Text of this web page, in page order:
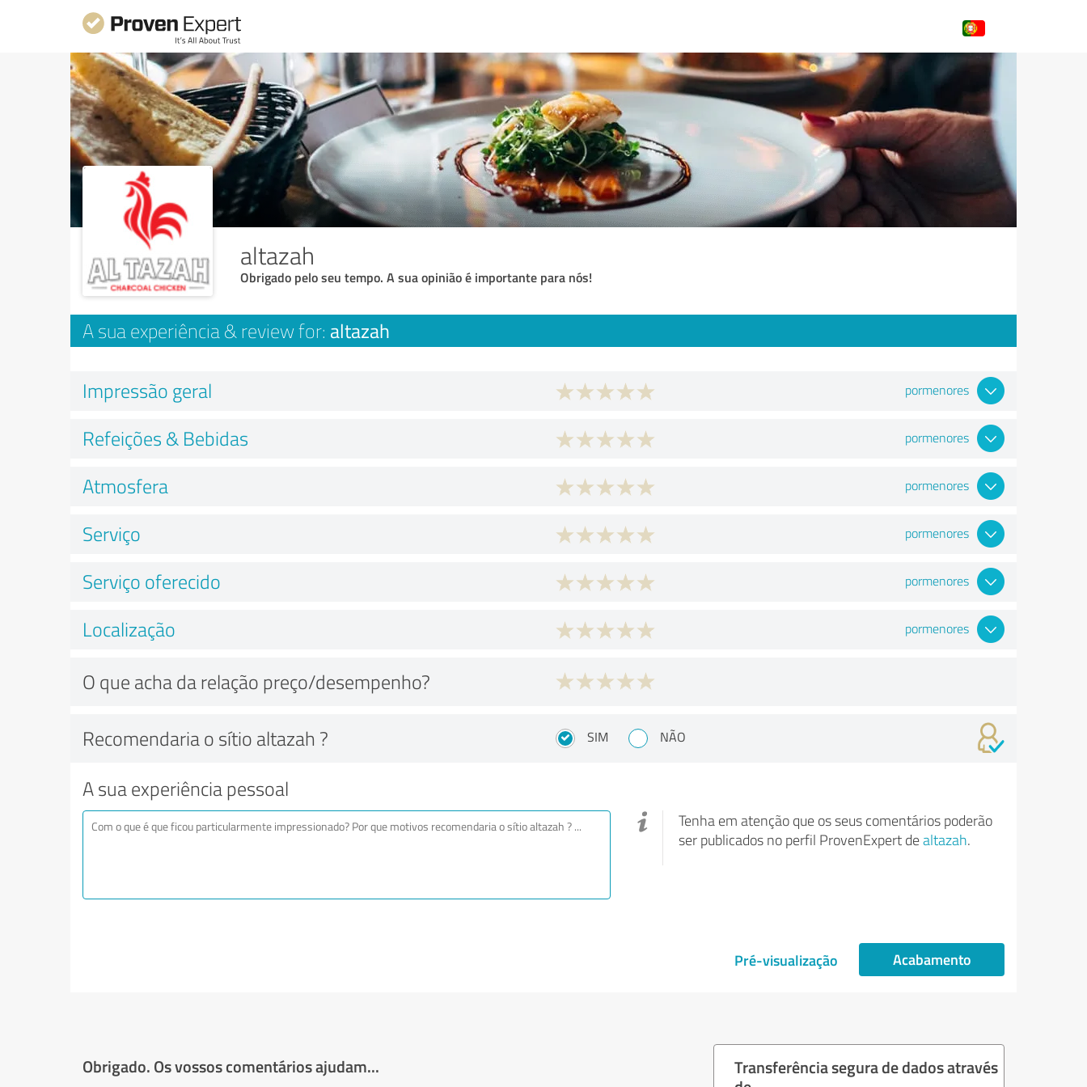
altazah
Obrigado pelo seu tempo. A sua opinião é importante para nós!
A sua experiência & review for: altazah
Impressão geral pormenores
Refeições & Bebidas pormenores
Atmosfera pormenores
Serviço pormenores
Serviço oferecido pormenores
Localização pormenores
O que acha da relação preço/desempenho?
Recomendaria o sítio altazah ? SIM NÃO
A sua experiência pessoal
Tenha em atenção que os seus comentários poderão
ser publicados no perfil ProvenExpert dealtazah.
Pré-visualização Acabamento
Obrigado. Os vossos comentários ajudam...
Transferência segura de dados através